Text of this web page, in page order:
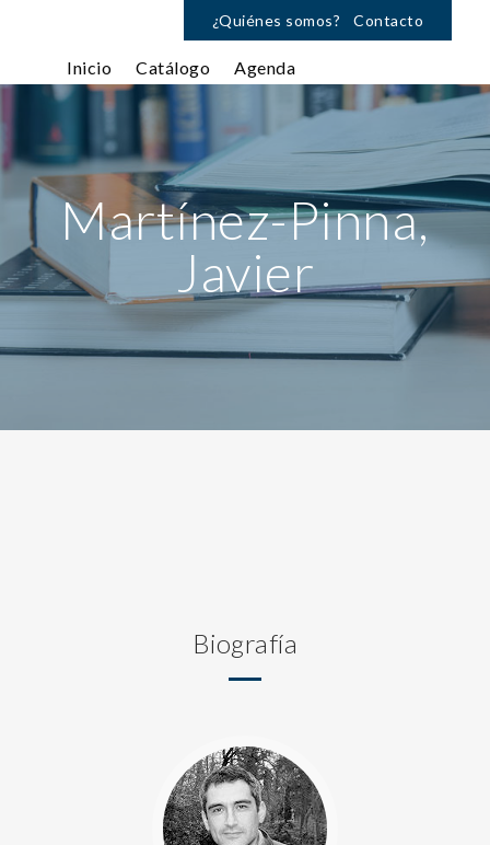
¿Quiénes somos? Contacto
Inicio Catálogo Agenda
Martínez-Pinna,
Javier
Biografía